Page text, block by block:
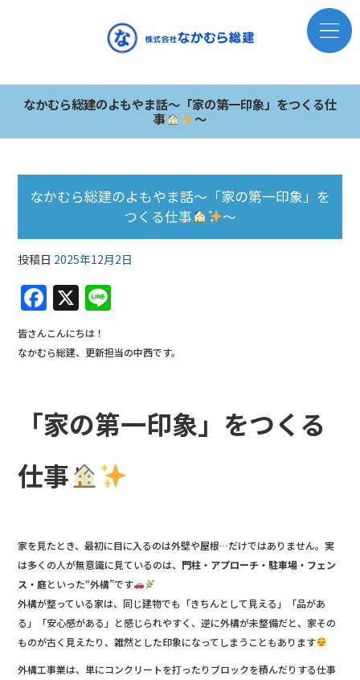
なかむら総建のよもやま話～「家の第一印象」をつくる仕
事
～
なかむら総建のよもやま話～「家の第一印象」を
つくる仕事
～
投稿日 2025年12月2日
F
a
c
o
k
X
e
皆さんこんにちは！
なかむら総建、更新担当の中西です。
「家の第一印象」をつくる
仕事
家を見たとき、最初に目に入るのは外壁や屋根…だけではありません。実
は多くの人が無意識に見ているのは、 門柱・アプローチ・駐車場・フェン
ス・庭といった“外構”です
外構が整っている家は、同じ建物でも「きちんとして見える」「品があ
る」「安心感がある」と感じられやすく、逆に外構が未整備だと、家その
ものが古く見えたり、雑然とした印象になってしまうこともあります
外構工事業は、単にコンクリートを打ったりブロックを積んだりする仕事